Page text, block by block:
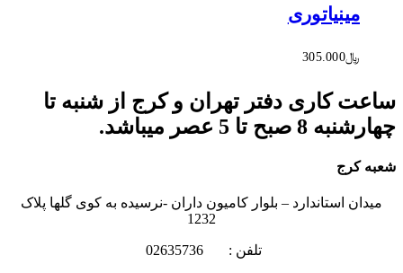
مینیاتوری
﷼305.000
ساعت کاری دفتر تهران و کرج از شنبه تا
چهارشنبه 8 صبح تا 5 عصر میباشد.
شعبه کرج
میدان استاندارد – بلوار کامیون داران -نرسیده به کوی گلها پلاک
1232
تلفن : 02635736